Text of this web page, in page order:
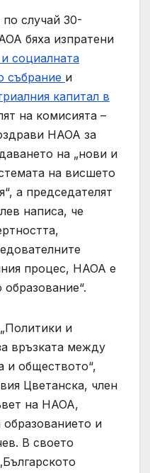
случай 30-
бяха изпратени
социалната
събрание и
капитал в
на комисията –
НАОА за
на „нови и
на висшето
а председателят
написа, че
процес, НАОА е
образование“.
и
връзката между
и обществото“,
Цветанска, член
на НАОА,
и
В своето